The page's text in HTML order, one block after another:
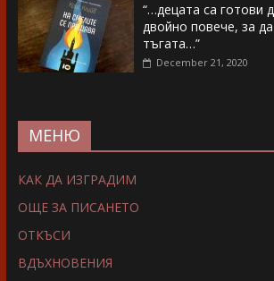
“…децата са готови
двойно повече, за
тъгата…”
December 21, 2020
МЕНЮ
КАК ДА ИЗГРАДИМ
ОЩЕ ЗА ПИСАНЕТО
ОТКЪСИ
ВДЪХНОВЕНИЯ